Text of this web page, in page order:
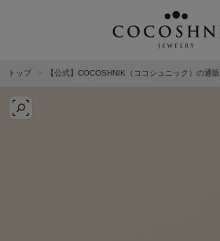
トップ 【公式】COCOSHNIK（ココシュニック）の通販